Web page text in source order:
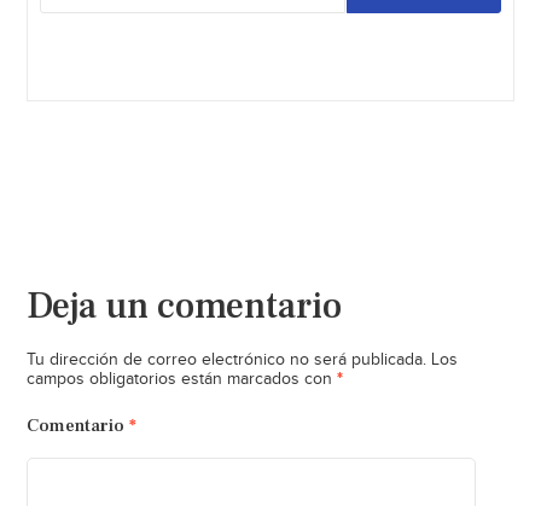
Deja un comentario
Tu dirección de correo electrónico no será publicada. Los
campos obligatorios están marcados con *
Comentario *